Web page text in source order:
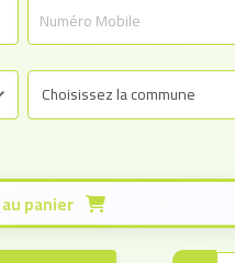
Ajouter au panier